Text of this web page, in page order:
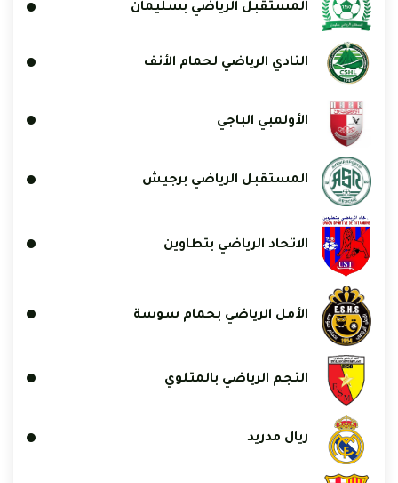
المستقبل الرياضي بسليمان
النادي الرياضي لحمام الأنف
الأولمبي الباجي
المستقبل الرياضي برجيش
الاتحاد الرياضي بتطاوين
الأمل الرياضي بحمام سوسة
النجم الرياضي بالمتلوي
ريال مدريد